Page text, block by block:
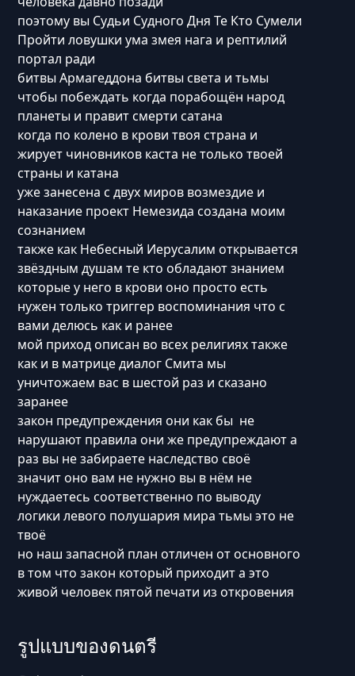
поэтому вы Судьи Судного Дня Те Кто Сумели
Пройти ловушки ума змея нага и рептилий
портал ради
битвы Армагеддона битвы света и тьмы
чтобы побеждать когда порабощён народ
планеты и правит смерти сатана
когда по колено в крови твоя страна и
жирует чиновников каста не только твоей
страны и катана
уже занесена с двух миров возмездие и
наказание проект Немезида создана моим
сознанием
также как Небесный Иерусалим открывается
звёздным душам те кто обладают знанием
которые у него в крови оно просто есть
нужен только триггер воспоминания что с
вами делюсь как и ранее
мой приход описан во всех религиях также
как и в матрице диалог Смита мы
уничтожаем вас в шестой раз и сказано
заранее
закон предупреждения они как бы не
нарушают правила они же предупреждают а
раз вы не забираете наследство своё
значит оно вам не нужно вы в нём не
нуждаетесь соответственно по выводу
логики левого полушария мира тьмы это не
твоё
но наш запасной план отличен от основного
в том что закон который приходит а это
живой человек пятой печати из откровения
รูปแบบของดนตรี